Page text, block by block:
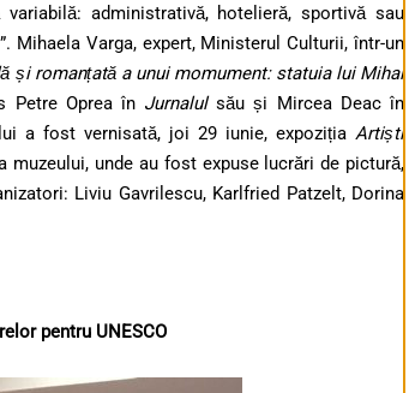
administrativă, hotelieră, sportivă sau
Mihaela Varga, expert, Ministerul Culturii, într-un
și romanțată a unui momument: statuia lui Mihai
Petre Oprea în Jurnalulsău și Mircea Deac în
a fost vernisată, joi 29 iunie, expoziția Artiști
muzeului, unde au fost expuse lucrări de pictură,
Liviu Gavrilescu, Karlfried Patzelt, Dorina
pentru UNESCO